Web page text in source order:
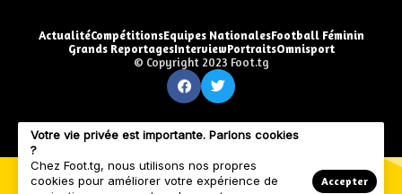
ActualitéCompétitionsEquipes NationalesFootball Féminin
Grands ReportagesInterviewPortraitsOmnisport
© Copyright 2023 Foot.tg
Votre vie privée est importante. Parlons cookies
?
Chez Foot.tg, nous utilisons nos propres
cookies pour améliorer votre expérience de
Accepter